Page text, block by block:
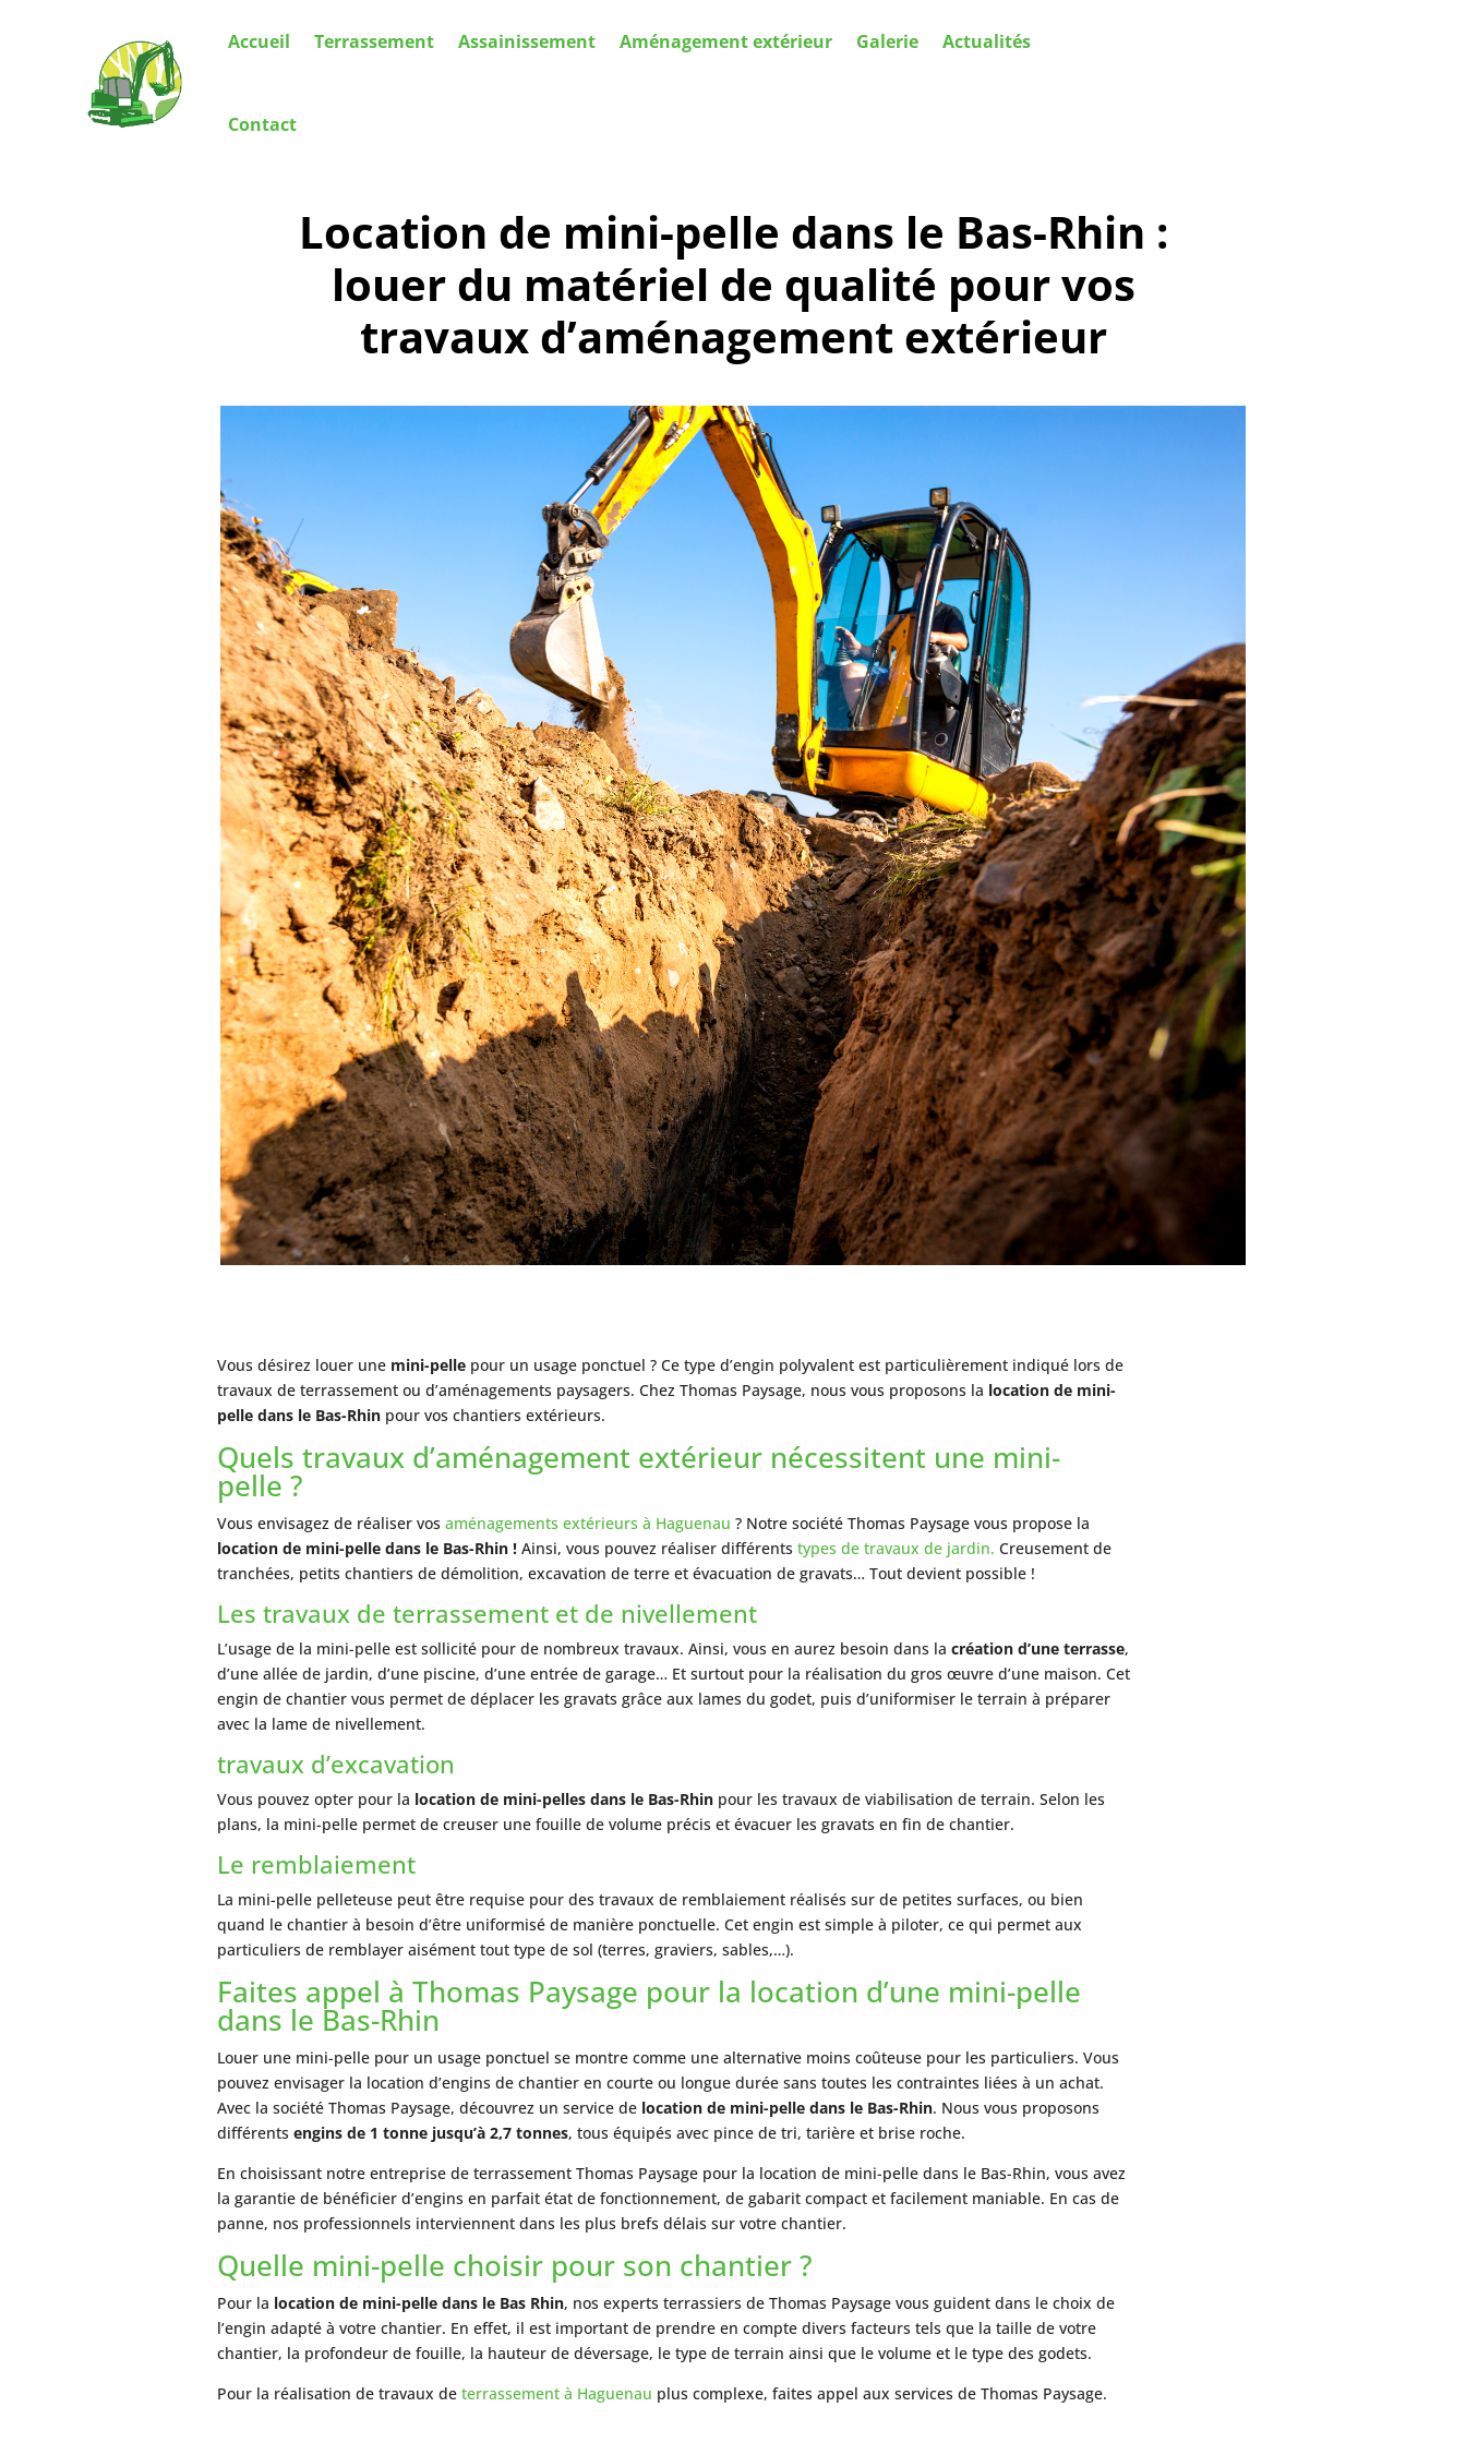
Accueil Terrassement Assainissement Aménagement extérieur Galerie Actualités
Contact
Location de mini-pelle dans le Bas-Rhin :
louer du matériel de qualité pour vos
travaux d’aménagement extérieur
Vous désirez louer une mini-pellepour un usage ponctuel ? Ce type d’engin polyvalent est particulièrement indiqué lors de
travaux de terrassement ou d’aménagements paysagers. Chez Thomas Paysage, nous vous proposons la location de mini-
pelle dans le Bas-Rhinpour vos chantiers extérieurs.
Quels travaux d’aménagement extérieur nécessitent une mini-
pelle ?
Vous envisagez de réaliser vos aménagements extérieurs à Haguenau ? Notre société Thomas Paysage vous propose la
location de mini-pelle dans le Bas-Rhin ! Ainsi, vous pouvez réaliser différents types de travaux de jardin. Creusement de
tranchées, petits chantiers de démolition, excavation de terre et évacuation de gravats… Tout devient possible !
Les travaux de terrassement et de nivellement
L’usage de la mini-pelle est sollicité pour de nombreux travaux. Ainsi, vous en aurez besoin dans la création d’une terrasse,
d’une allée de jardin, d’une piscine, d’une entrée de garage… Et surtout pour la réalisation du gros œuvre d’une maison. Cet
engin de chantier vous permet de déplacer les gravats grâce aux lames du godet, puis d’uniformiser le terrain à préparer
avec la lame de nivellement.
travaux d’excavation
Vous pouvez opter pour la location de mini-pelles dans le Bas-Rhinpour les travaux de viabilisation de terrain. Selon les
plans, la mini-pelle permet de creuser une fouille de volume précis et évacuer les gravats en fin de chantier.
Le remblaiement
La mini-pelle pelleteuse peut être requise pour des travaux de remblaiement réalisés sur de petites surfaces, ou bien
quand le chantier à besoin d’être uniformisé de manière ponctuelle. Cet engin est simple à piloter, ce qui permet aux
particuliers de remblayer aisément tout type de sol (terres, graviers, sables,…).
Faites appel à Thomas Paysage pour la location d’une mini-pelle
dans le Bas-Rhin
Louer une mini-pelle pour un usage ponctuel se montre comme une alternative moins coûteuse pour les particuliers. Vous
pouvez envisager la location d’engins de chantier en courte ou longue durée sans toutes les contraintes liées à un achat.
Avec la société Thomas Paysage, découvrez un service de location de mini-pelle dans le Bas-Rhin. Nous vous proposons
différents engins de 1 tonne jusqu’à 2,7 tonnes, tous équipés avec pince de tri, tarière et brise roche.
En choisissant notre entreprise de terrassement Thomas Paysage pour la location de mini-pelle dans le Bas-Rhin, vous avez
la garantie de bénéficier d’engins en parfait état de fonctionnement, de gabarit compact et facilement maniable. En cas de
panne, nos professionnels interviennent dans les plus brefs délais sur votre chantier.
Quelle mini-pelle choisir pour son chantier ?
Pour la location de mini-pelle dans le Bas Rhin, nos experts terrassiers de Thomas Paysage vous guident dans le choix de
l’engin adapté à votre chantier. En effet, il est important de prendre en compte divers facteurs tels que la taille de votre
chantier, la profondeur de fouille, la hauteur de déversage, le type de terrain ainsi que le volume et le type des godets.
Pour la réalisation de travaux de terrassement à Haguenau plus complexe, faites appel aux services de Thomas Paysage.